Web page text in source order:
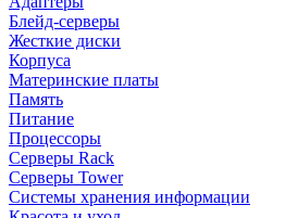
Блейд-серверы
Жесткие диски
Корпуса
Материнские платы
Память
Питание
Процессоры
Серверы Rack
Серверы Tower
Системы хранения информации